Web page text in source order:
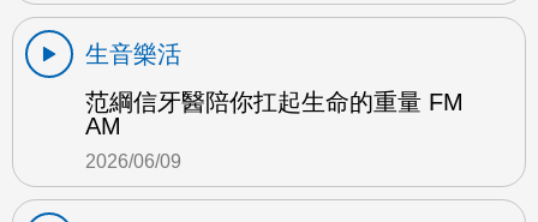
生音樂活
范綱信牙醫陪你扛起生命的重量 FM
AM
2026/06/09